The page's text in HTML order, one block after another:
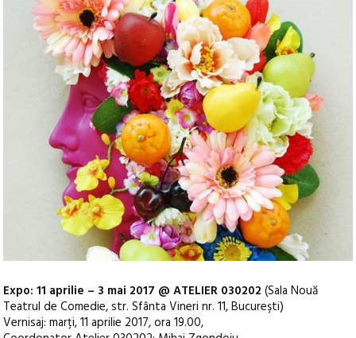
Expo: 11 aprilie – 3 mai 2017 @ ATELIER 030202 (Sala Nouă
Teatrul de Comedie, str. Sfânta Vineri nr. 11, Bucureşti)
Vernisaj: marți, 11 aprilie 2017, ora 19.00,